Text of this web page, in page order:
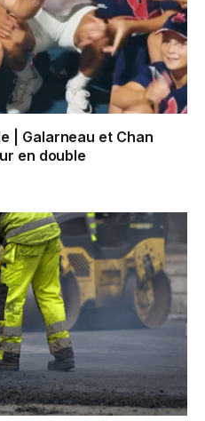
| Galarneau et Chan
en double